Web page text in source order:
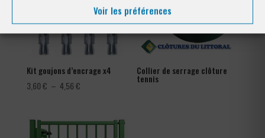
Voir les préférences
Kit goujons d’encrage x4
3,60€ – 4,56€Plage
3,60 €
Collier de serrage clôture
tennis